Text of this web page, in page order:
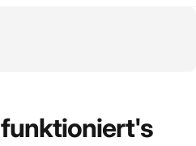
funktioniert's